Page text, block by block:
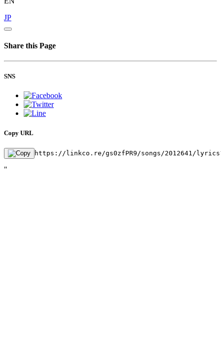
JP
Share this Page
SNS
Copy URL
https://linkco.re/gs0zfPR9/songs/2012641/
"